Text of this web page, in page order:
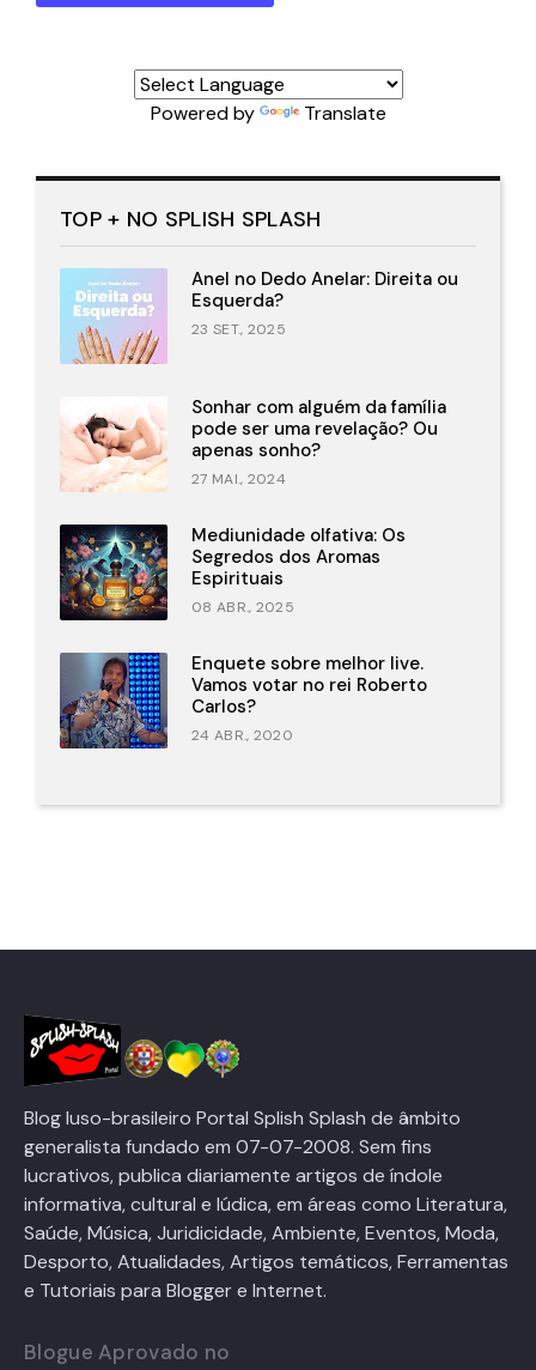
Powered by Translate
TOP + NO SPLISH SPLASH
Anel no Dedo Anelar: Direita ou
Esquerda?
23 SET., 2025
Sonhar com alguém da família
pode ser uma revelação? Ou
apenas sonho?
27 MAI., 2024
Mediunidade olfativa: Os
Segredos dos Aromas
Espirituais
08 ABR., 2025
Enquete sobre melhor live.
Vamos votar no rei Roberto
Carlos?
24 ABR., 2020
Blog luso-brasileiro Portal Splish Splash de âmbito
generalista fundado em 07-07-2008. Sem fins
lucrativos, publica diariamente artigos de índole
informativa, cultural e lúdica, em áreas como Literatura,
Saúde, Música, Juridicidade, Ambiente, Eventos, Moda,
Desporto, Atualidades, Artigos temáticos, Ferramentas
e Tutoriais para Blogger e Internet.
Blogue Aprovado no